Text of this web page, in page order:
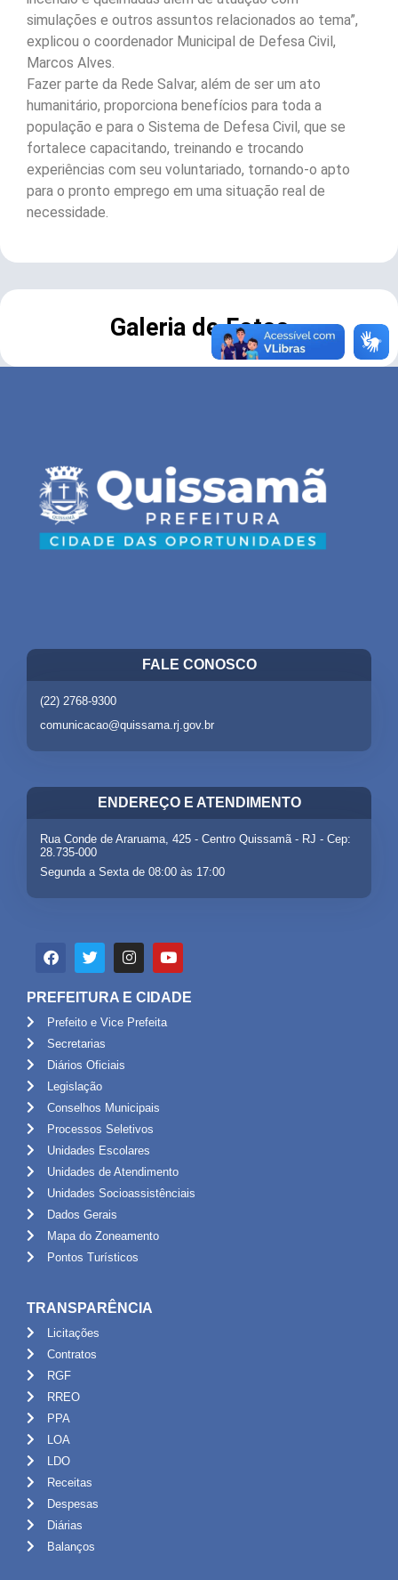
simulações e outros assuntos relacionados ao tema”,
explicou o coordenador Municipal de Defesa Civil,
Marcos Alves.
Fazer parte da Rede Salvar, além de ser um ato
humanitário, proporciona benefícios para toda a
população e para o Sistema de Defesa Civil, que se
fortalece capacitando, treinando e trocando
experiências com seu voluntariado, tornando-o apto
para o pronto emprego em uma situação real de
necessidade.
Galeria de Fotos
FALE CONOSCO
(22) 2768-9300
comunicacao@quissama.rj.gov.br
ENDEREÇO E ATENDIMENTO
Rua Conde de Araruama, 425 - Centro Quissamã - RJ - Cep:
28.735-000
Segunda a Sexta de 08:00 às 17:00
PREFEITURA E CIDADE
Prefeito e Vice Prefeita
Secretarias
Diários Oficiais
Legislação
Conselhos Municipais
Processos Seletivos
Unidades Escolares
Unidades de Atendimento
Unidades Socioassistênciais
Dados Gerais
Mapa do Zoneamento
Pontos Turísticos
TRANSPARÊNCIA
Licitações
Contratos
RGF
RREO
PPA
LOA
LDO
Receitas
Despesas
Diárias
Balanços